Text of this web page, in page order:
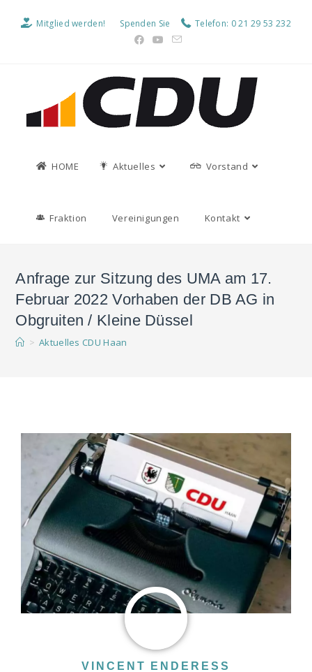
Mitglied werden! Spenden Sie Telefon: 0 21 29 53 232
HOME Aktuelles Vorstand
Fraktion Vereinigungen Kontakt
Anfrage zur Sitzung des UMA am 17.
Februar 2022 Vorhaben der DB AG in
Obgruiten / Kleine Düssel
> Aktuelles CDU Haan
VINCENT ENDERESS